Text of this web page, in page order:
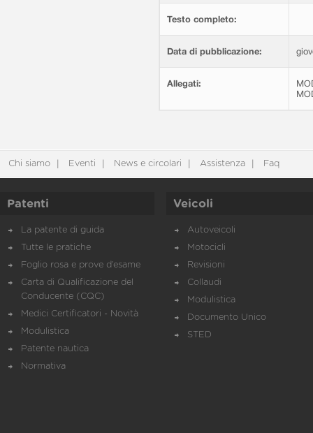
Testo completo:
Data di pubblicazione:
Allegati:
Chi siamo Eventi News e circolari Assistenza Faq
Patenti
La patente di guida
Tutte le pratiche
Foglio rosa e prove d’esame
Carta di Qualificazione del
Conducente (CQC)
Medici Certificatori - Novità
Modulistica
Patente nautica
Normativa
Veicoli
Autoveicoli
Motocicli
Revisioni
Collaudi
Modulistica
Documento Unico
STED